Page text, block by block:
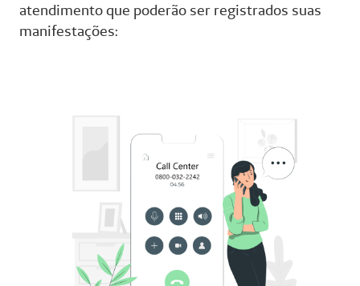
atendimento que poderão ser registrados suas
manifestações: